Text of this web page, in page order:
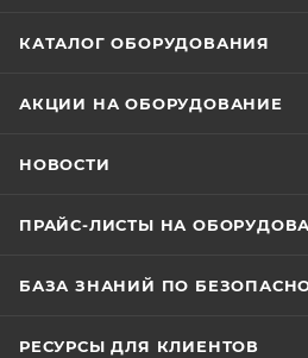
КАТАЛОГ ОБОРУДОВАНИЯ
АКЦИИ НА ОБОРУДОВАНИЕ
НОВОСТИ
ПРАЙС-ЛИСТЫ НА
БАЗА ЗНАНИЙ ПО
РЕСУРСЫ ДЛЯ КЛИЕНТОВ